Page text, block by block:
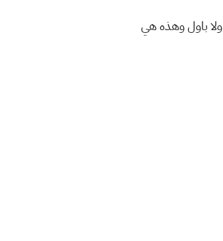
باول وهذه هي